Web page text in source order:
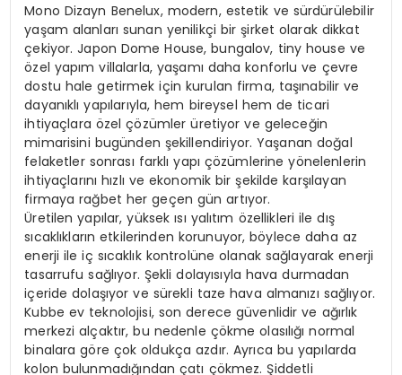
Mono Dizayn Benelux, modern, estetik ve sürdürülebilir
yaşam alanları sunan yenilikçi bir şirket olarak dikkat
çekiyor. Japon Dome House, bungalov, tiny house ve
özel yapım villalarla, yaşamı daha konforlu ve çevre
dostu hale getirmek için kurulan firma, taşınabilir ve
dayanıklı yapılarıyla, hem bireysel hem de ticari
ihtiyaçlara özel çözümler üretiyor ve geleceğin
mimarisini bugünden şekillendiriyor. Yaşanan doğal
felaketler sonrası farklı yapı çözümlerine yönelenlerin
ihtiyaçlarını hızlı ve ekonomik bir şekilde karşılayan
firmaya rağbet her geçen gün artıyor.
Üretilen yapılar, yüksek ısı yalıtım özellikleri ile dış
sıcaklıkların etkilerinden korunuyor, böylece daha az
enerji ile iç sıcaklık kontrolüne olanak sağlayarak enerji
tasarrufu sağlıyor. Şekli dolayısıyla hava durmadan
içeride dolaşıyor ve sürekli taze hava almanızı sağlıyor.
Kubbe ev teknolojisi, son derece güvenlidir ve ağırlık
merkezi alçaktır, bu nedenle çökme olasılığı normal
binalara göre çok oldukça azdır. Ayrıca bu yapılarda
kolon bulunmadığından çatı çökmez. Şiddetli